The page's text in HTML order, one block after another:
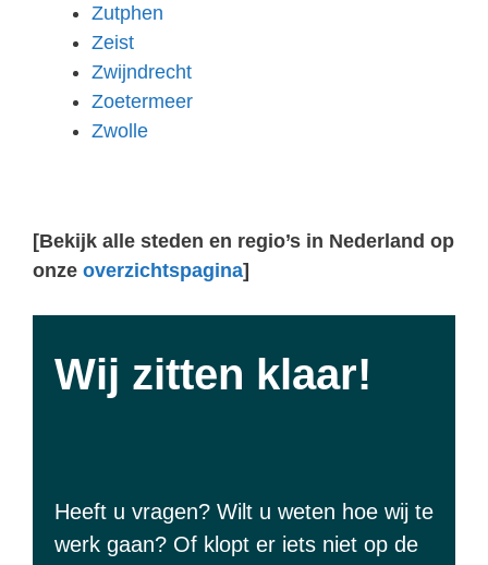
Zutphen
Zeist
Zwijndrecht
Zoetermeer
Zwolle
[Bekijk alle steden en regio’s in Nederland op
onze overzichtspagina]
Wij zitten klaar!
Heeft u vragen? Wilt u weten hoe wij te
werk gaan? Of klopt er iets niet op de